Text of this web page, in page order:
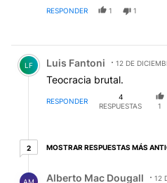
RESPONDER 1 1
Comentario de Luis Fantoni.
LF Luis Fantoni 12 DE
Teocracia brutal.
RESPONDER
4
RESPUESTAS
1
22 respuestas más antiguas
MOSTRAR RESPUESTAS MÁS
AM Alberto Mac Dougall
12